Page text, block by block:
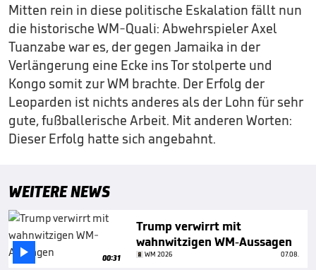
Mitten rein in diese politische Eskalation fällt nun
die historische WM-Quali: Abwehrspieler Axel
Tuanzabe war es, der gegen Jamaika in der
Verlängerung eine Ecke ins Tor stolperte und
Kongo somit zur WM brachte. Der Erfolg der
Leoparden ist nichts anderes als der Lohn für sehr
gute, fußballerische Arbeit. Mit anderen Worten:
Dieser Erfolg hatte sich angebahnt.
WEITERE NEWS
 00:31
Trump verwirrt mit
wahnwitzigen WM-Aussagen
WM 2026 07.08.